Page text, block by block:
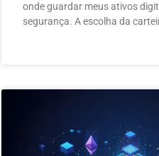
onde guardar meus ativos
segurança. A escolha da